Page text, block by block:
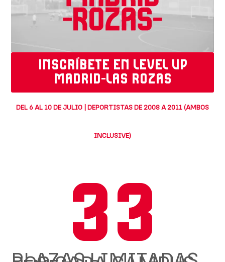
INSCRÍBETE EN LEVEL UP
MADRID-LAS ROZAS
DEL 6 AL 10 DE JULIO | DEPORTISTAS DE 2008 A 2011 (AMBOS
INCLUSIVE)
33